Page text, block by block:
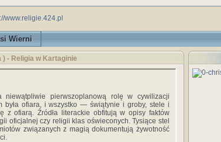
Wierni
) - Religia w Kartaginie
pierwszopla­nową rolę w cywilizacji
była ofiara, i wszystko — świątynie i groby, stele i
ofiarą. Źródła literackie obfi­tują w opisy faktów
oficjalnej czy religii klas oświeconych. Tysiące stel
związanych z magią doku­mentują żywotność